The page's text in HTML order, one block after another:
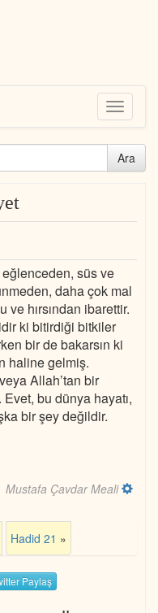
Toggle
Ara
süs ve
daha çok mal
hırsından ibarettir.
ki bitirdiği bitkiler
bir de bakarsın ki
haline gelmiş.
Allah’tan bir
bu dünya hayatı,
bir şey değildir.
Mustafa Çavdar Meali
Hadid 21 »
Paylaş